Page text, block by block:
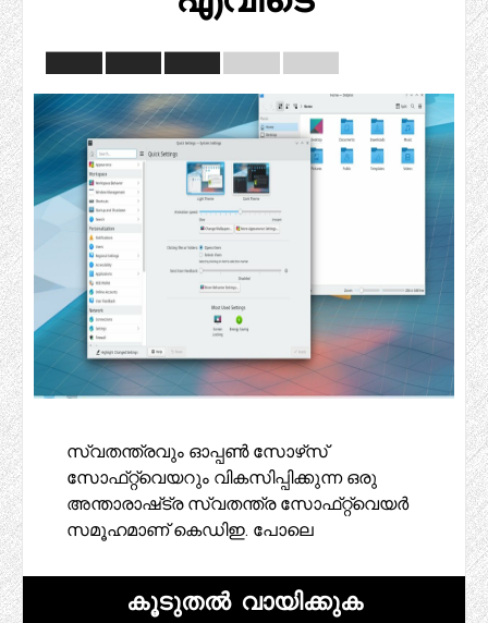
സ്വതന്ത്രവും ഓപ്പൺ സോഴ്‌സ്
സോഫ്‌റ്റ്‌വെയറും വികസിപ്പിക്കുന്ന ഒരു
അന്താരാഷ്‌ട്ര സ്വതന്ത്ര സോഫ്‌റ്റ്‌വെയർ
സമൂഹമാണ് കെഡിഇ. പോലെ
കൂടുതൽ വായിക്കുക